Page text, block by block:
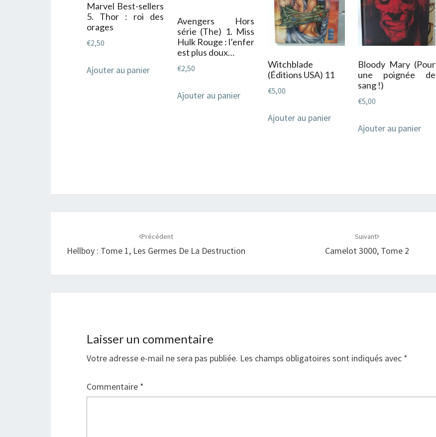
Marvel Best-sellers
5. Thor : roi des
orages
€2,50
Ajouter au panier
Avengers Hors
série (The) 1. Miss
Hulk Rouge : l’enfer
est plus doux…
€2,50
Ajouter au panier
Witchblade
(Éditions USA) 11
€5,00
Ajouter au panier
Bloody Mary (Pour
une poignée de
sang !)
€5,00
Ajouter au panier
Précédent
Hellboy : Tome 1, Les Germes De La Destruction
Suivant
Camelot 3000, Tome 2
Laisser un commentaire
Votre adresse e-mail ne sera pas publiée. Les champs obligatoires sont indiqués avec *
Commentaire *